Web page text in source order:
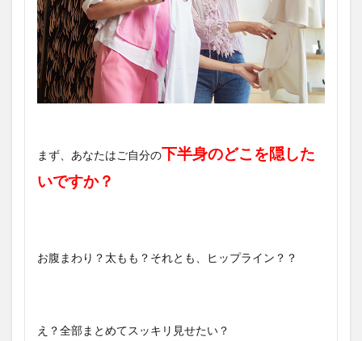
まず、あなたはご自分の下半身のどこを隠した
いですか？
お腹まわり？太もも？それとも、ヒップライン？？
え？全部まとめてスッキリ見せたい？